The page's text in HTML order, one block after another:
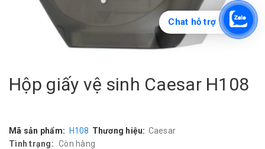
Hộp giấy vệ sinh Caesar H108
Mã sản phẩm: H108 Thương hiệu: Caesar
Tình trạng: Còn hàng
Chat hỗ trợ